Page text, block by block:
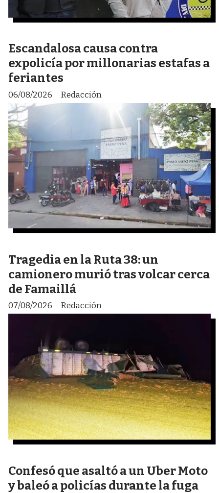
Escandalosa causa contra
expolicía por millonarias estafas a
feriantes
Redacción
06/08/2026
Tragedia en la Ruta 38: un
camionero murió tras volcar cerca
de Famaillá
Redacción
07/08/2026
Confesó que asaltó a un Uber Moto
y baleó a policías durante la fuga